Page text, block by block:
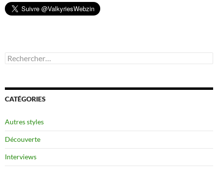
Rechercher :
CATÉGORIES
Autres styles
Découverte
Interviews